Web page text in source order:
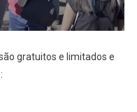
gratuitos e limitados e